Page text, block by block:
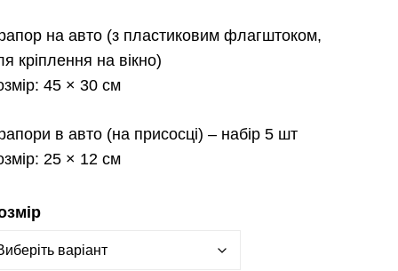
на авто (з пластиковим флагштоком,
кріплення на вікно)
45 × 30 см
в авто (на присосці) – набір 5 шт
25 × 12 см